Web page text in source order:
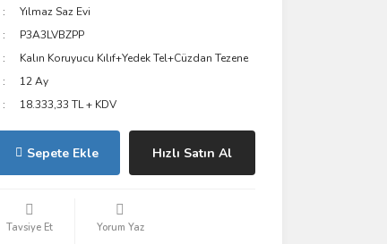
Yılmaz Saz Evi
P3A3LVBZPP
Kalın Koruyucu Kılıf+Yedek Tel+Cüzdan Tezene
12 Ay
18.333,33 TL + KDV
Sepete Ekle Hızlı Satın Al
Tavsiye Et Yorum Yaz